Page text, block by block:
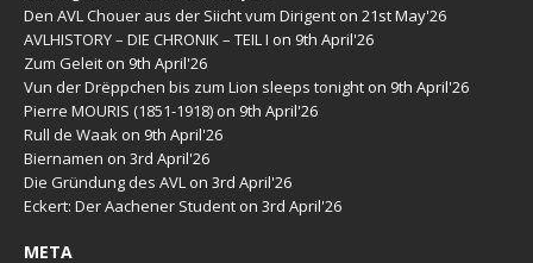
Den AVL Chouer aus der Siicht vum Dirigent on 21st May'26
AVLHISTORY – DIE CHRONIK – TEIL I on 9th April'26
Zum Geleit on 9th April'26
Vun der Drëppchen bis zum Lion sleeps tonight on 9th April'26
Pierre MOURIS (1851-1918) on 9th April'26
Rull de Waak on 9th April'26
Biernamen on 3rd April'26
Die Gründung des AVL on 3rd April'26
Eckert: Der Aachener Student on 3rd April'26
META